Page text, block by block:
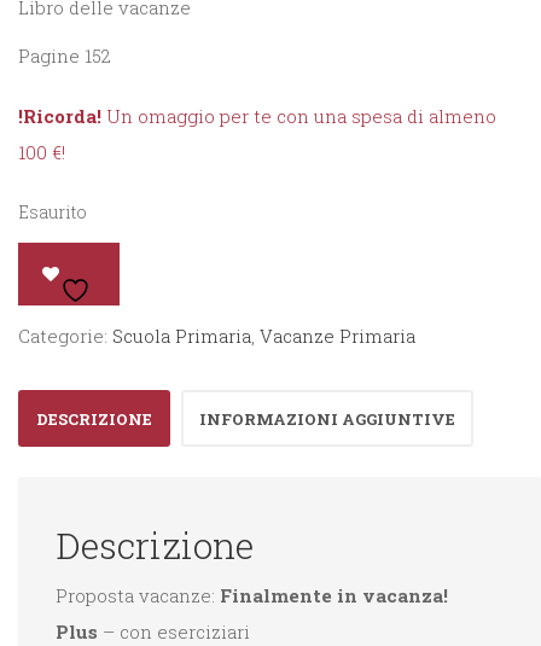
Libro delle vacanze
Pagine 152
!Ricorda! Un omaggio per te con una spesa di almeno
100 €!
Esaurito
Categorie: Scuola Primaria, Vacanze Primaria
DESCRIZIONE INFORMAZIONI AGGIUNTIVE
Descrizione
Proposta vacanze: Finalmente in vacanza!
Plus – con eserciziari